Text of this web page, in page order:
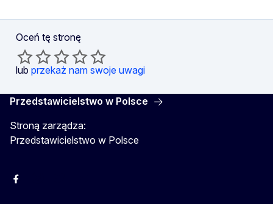
Oceń tę stronę
lub przekaż nam swoje uwagi
Przedstawicielstwo w Polsce
Stroną zarządza:
Przedstawicielstwo w Polsce
Facebook